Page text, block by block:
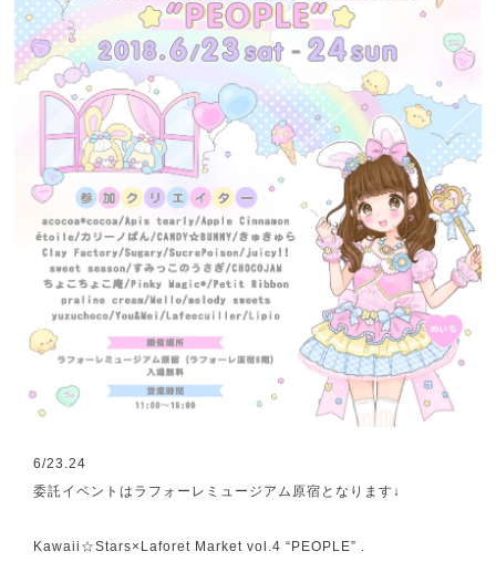
6/23.24
委託イベントはラフォーレミュージアム原宿となります↓
Kawaii☆Stars×Laforet Market vol.4 “PEOPLE” .